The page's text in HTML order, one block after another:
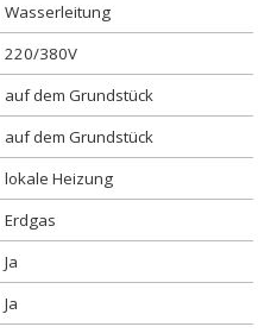
Wasserleitung
220/380V
auf dem Grundstück
auf dem Grundstück
lokale Heizung
Erdgas
Ja
Ja